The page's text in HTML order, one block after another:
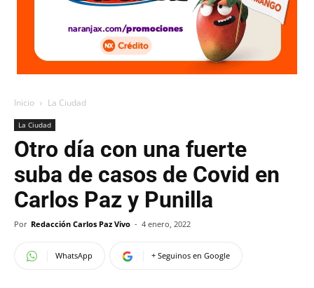
Inicio La Ciudad
La Ciudad
Otro día con una fuerte
suba de casos de Covid en
Carlos Paz y Punilla
Por Redacción Carlos Paz Vivo - 4 enero, 2022
WhatsApp + Seguinos en Google